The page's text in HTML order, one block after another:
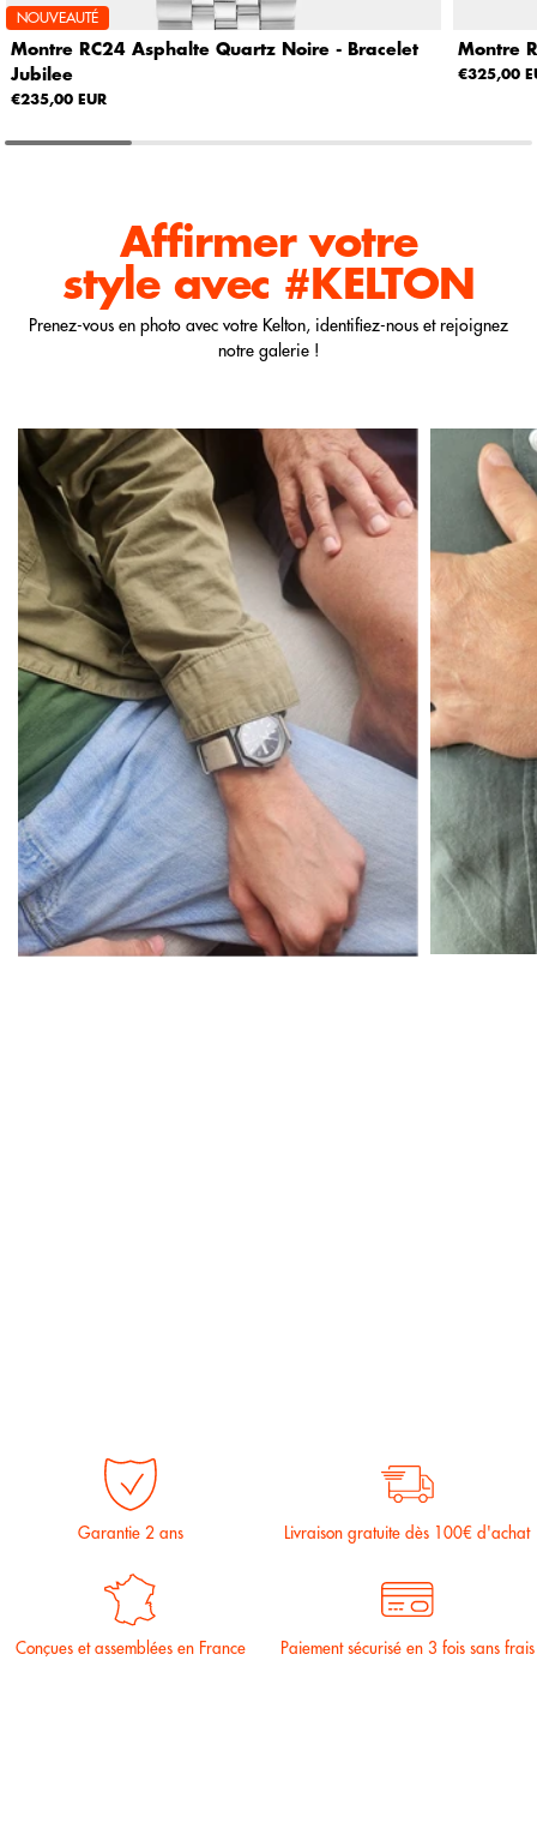
NOUVEAUTÉ
Montre RC24 Asphalte Quartz Noire - Bracelet
Jubilee
€235,00 EUR
Montre
€325,00
Affirmer votre
style avec #KELTON
Prenez-vous en photo avec votre Kelton, identifiez-nous et rejoignez
notre galerie !
Garantie 2 ans Livraison gratuite dès 100€ d'achat
Conçues et assemblées en France Paiement sécurisé en 3 fois sans frais